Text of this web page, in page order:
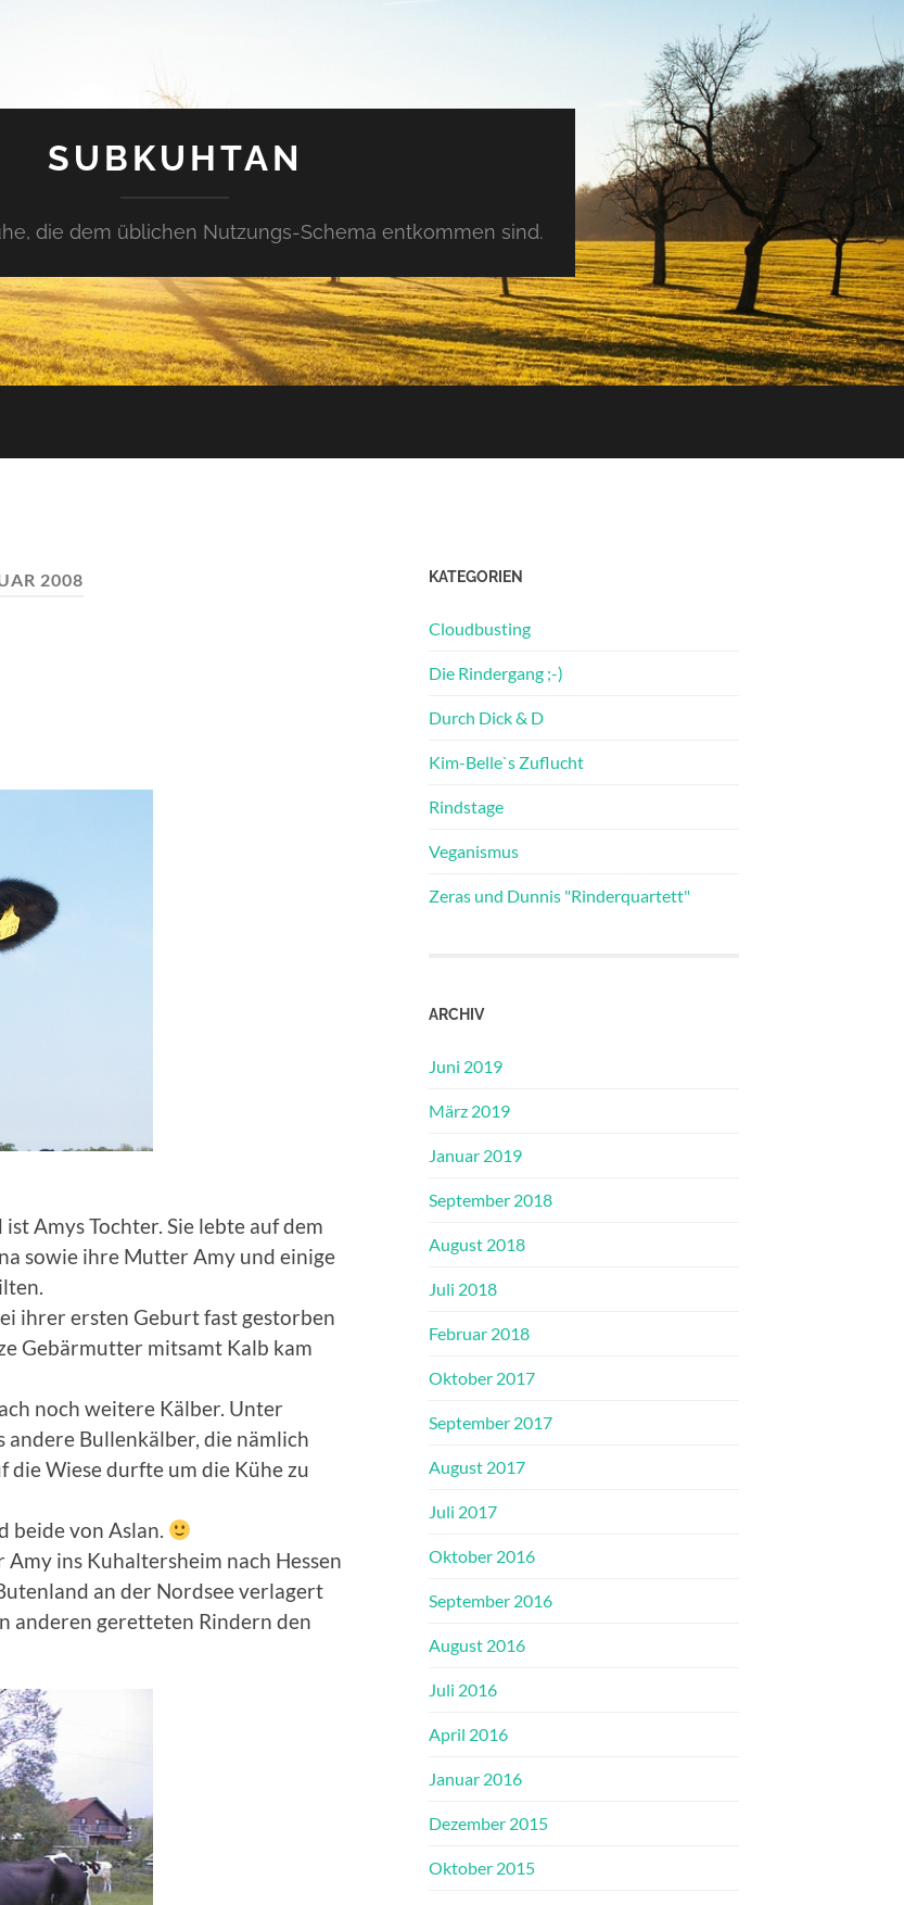
SUBKUHTAN
die dem üblichen Nutzungs-Schema entkommen sind.
2008
Amys Tochter. Sie lebte auf dem
sowie ihre Mutter Amy und einige
ihrer ersten Geburt fast gestorben
Gebärmutter mitsamt Kalb kam
noch weitere Kälber. Unter
andere Bullenkälber, die nämlich
Wiese durfte um die Kühe zu
beide von Aslan.
ins Kuhaltersheim nach Hessen
an der Nordsee verlagert
anderen geretteten Rindern den
KATEGORIEN
Cloudbusting
Die Rindergang ;-)
Durch Dick & D
Kim-Belle`s Zuflucht
Rindstage
Veganismus
Zeras und Dunnis "Rinderquartett"
ARCHIV
Juni 2019
März 2019
Januar 2019
September 2018
August 2018
Juli 2018
Februar 2018
Oktober 2017
September 2017
August 2017
Juli 2017
Oktober 2016
September 2016
August 2016
Juli 2016
April 2016
Januar 2016
Dezember 2015
Oktober 2015